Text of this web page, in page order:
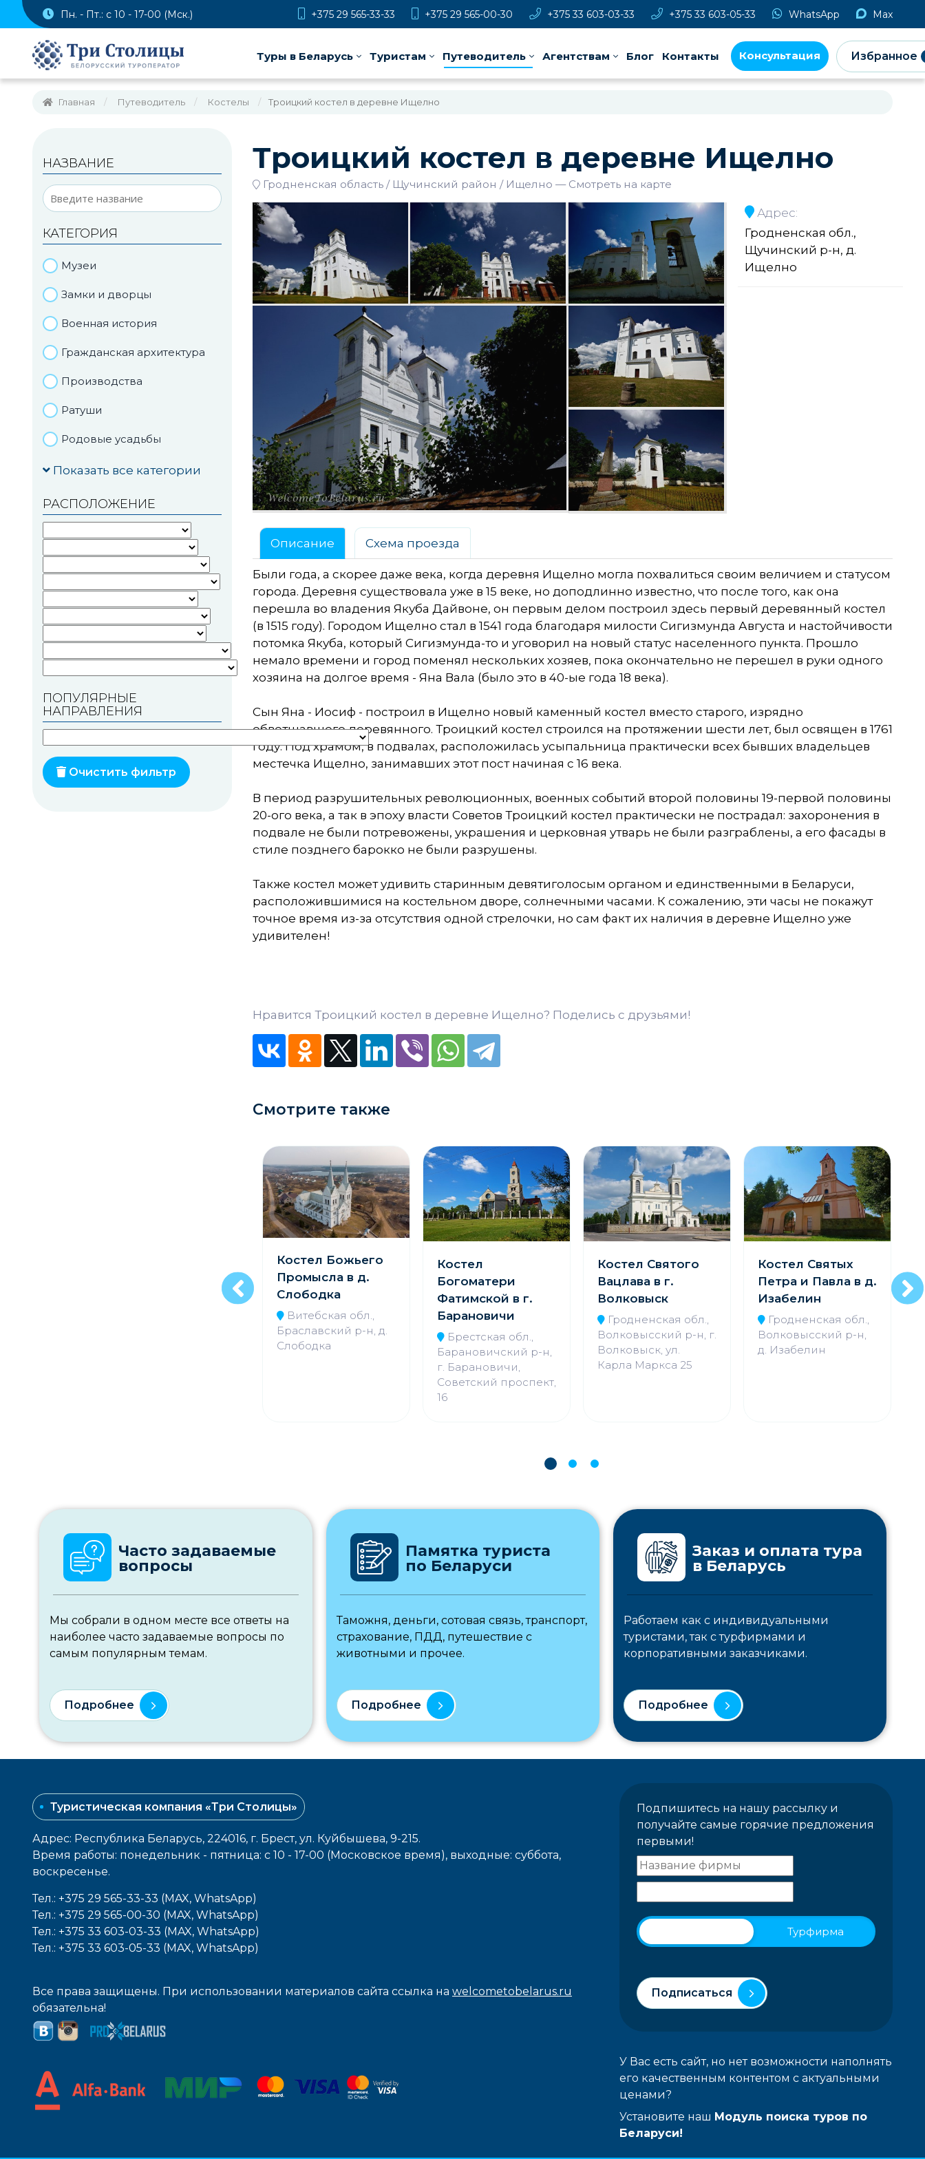
Пн. - Пт.: с 10 - 17-00 (Мск.) +375 29 565-33-33 +375 29 565-00-30 +375 33 603-03-33 +375 33 603-05-33 WhatsApp Max
Туры в Беларусь Туристам Путеводитель Агентствам Блог Контакты Консультация Избранное
Главная Путеводитель Костелы Троицкий костел в деревне Ищелно
НАЗВАНИЕ
КАТЕГОРИЯ
Музеи
Замки и дворцы
Военная история
Гражданская архитектура
Производства
Ратуши
Родовые усадьбы
Садово-парковая
Национальные парки и
заказники
Озера и водоемы
Памятники археологии
Памятники геодезии
Памятники известным
людям
Монастыри
Показать все категории
РАСПОЛОЖЕНИЕ
ПОПУЛЯРНЫЕ
НАПРАВЛЕНИЯ
Очистить фильтр
Троицкий костел в деревне Ищелно
Гродненская область Щучинский район Ищелно — Смотреть на карте
Адрес:
Гродненская обл.,
Щучинский р-н, д.
Ищелно
Описание Схема проезда
Были года, а скорее даже века, когда деревня Ищелно могла похвалиться своим величием и статусом
города. Деревня существовала уже в 15 веке, но доподлинно известно, что после того, как она
перешла во владения Якуба Дайвоне, он первым делом построил здесь первый деревянный костел
(в 1515 году). Городом Ищелно стал в 1541 года благодаря милости Сигизмунда Августа и настойчивости
потомка Якуба, который Сигизмунда-то и уговорил на новый статус населенного пункта. Прошло
немало времени и город поменял нескольких хозяев, пока окончательно не перешел в руки одного
хозяина на долгое время - Яна Вала (было это в 40-ые года 18 века).
Сын Яна - Иосиф - построил в Ищелно новый каменный костел вместо старого, изрядно
обветшавшего деревянного. Троицкий костел строился на протяжении шести лет, был освящен в 1761
году. Под храмом, в подвалах, расположилась усыпальница практически всех бывших владельцев
местечка Ищелно, занимавших этот пост начиная с 16 века.
В период разрушительных революционных, военных событий второй половины 19-первой половины
20-ого века, а так в эпоху власти Советов Троицкий костел практически не пострадал: захоронения в
подвале не были потревожены, украшения и церковная утварь не были разграблены, а его фасады в
стиле позднего барокко не были разрушены.
Также костел может удивить старинным девятиголосым органом и единственными в Беларуси,
расположившимися на костельном дворе, солнечными часами. К сожалению, эти часы не покажут
точное время из-за отсутствия одной стрелочки, но сам факт их наличия в деревне Ищелно уже
удивителен!
Нравится Троицкий костел в деревне Ищелно? Поделись с друзьями!
Смотрите также
Костел Божьего
Промысла в д.
Слободка
Витебская обл.,
Браславский р-н, д.
Слободка
Костел
Богоматери
Фатимской в г.
Барановичи
Брестская обл.,
Барановичский р-н,
г. Барановичи,
Советский проспект,
16
Костел Святого
Вацлава в г.
Волковыск
Гродненская обл.,
Волковысский р-н, г.
Волковыск, ул.
Карла Маркса 25
Костел Святых
Петра и Павла в д.
Изабелин
Гродненская обл.,
Волковысский р-н,
д. Изабелин
Часто задаваемые
вопросы
Мы собрали в одном месте все ответы на
наиболее часто задаваемые вопросы по
самым популярным темам.
Подробнее
Памятка туриста
по Беларуси
Таможня, деньги, сотовая связь, транспорт,
страхование, ПДД, путешествие с
животными и прочее.
Подробнее
Заказ и оплата тура
в Беларусь
Работаем как с индивидуальными
туристами, так с турфирмами и
корпоративными заказчиками.
Подробнее
Туристическая компания «Три Столицы»
Адрес: Республика Беларусь, 224016, г. Брест, ул. Куйбышева, 9-215.
Время работы: понедельник - пятница: с 10 - 17-00 (Московское время), выходные: cуббота,
воcкресенье.
Тел.: +375 29 565-33-33 (MAX, WhatsApp)
Тел.: +375 29 565-00-30 (MAX, WhatsApp)
Тел.: +375 33 603-03-33 (MAX, WhatsApp)
Тел.: +375 33 603-05-33 (MAX, WhatsApp)
Все права защищены. При использовании материалов сайта ссылка на welcometobelarus.ru
обязательна!
Подпишитесь на нашу рассылку и
получайте самые горячие предложения
первыми!
Турфирма
Подписаться
У Вас есть сайт, но нет возможности наполнять
его качественным контентом с актуальными
ценами?
Установите наш Модуль поиска туров по
Беларуси!